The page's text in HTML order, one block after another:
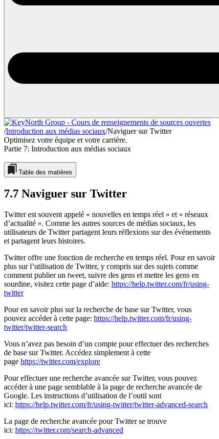
/Introduction aux médias sociaux/Naviguer sur Twitter
Optimisez votre équipe et votre carrière.
Partie 7: Introduction aux médias sociaux
Table des matières
7.7 Naviguer sur Twitter
Twitter est souvent appelé « nouvelles en temps réel » et « réseaux
d’actualité ». Comme les autres sources de médias sociaux, les
utilisateurs de Twitter partagent leurs réflexions sur des événements
et partagent leurs histoires.
Twitter offre une fonction de recherche en temps réel. Pour en savoir
plus sur l’utilisation de Twitter, y compris sur des sujets comme
comment publier un tweet, suivre des gens et mettre les gens en
sourdine, visitez cette page d’aide: https://help.twitter.com/fr/using-
twitter
Pour en savoir plus sur la recherche de base sur Twitter, vous
pouvez accéder à cette page: https://help.twitter.com/fr/using-
twitter/twitter-search
Vous n’avez pas besoin d’un compte pour effectuer des recherches
de base sur Twitter. Accédez simplement à cette
page https://twitter.com/explore
Pour effectuer une recherche avancée sur Twitter, vous pouvez
accéder à une page semblable à la page de recherche avancée de
Google. Les instructions d’utilisation de l’outil sont
ici: https://help.twitter.com/fr/using-twitter/twitter-advanced-search
La page de recherche avancée pour Twitter se trouve
ici: https://twitter.com/search-advanced